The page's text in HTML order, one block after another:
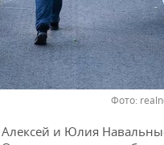
Алексей и Юлия